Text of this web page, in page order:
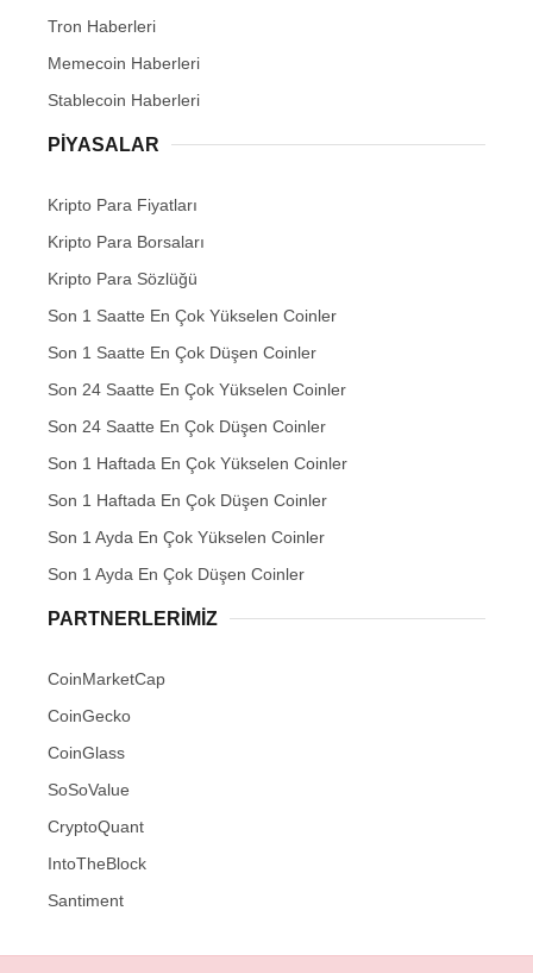
Tron Haberleri
Memecoin Haberleri
Stablecoin Haberleri
PIYASALAR
Kripto Para Fiyatları
Kripto Para Borsaları
Kripto Para Sözlüğü
Son 1 Saatte En Çok Yükselen Coinler
Son 1 Saatte En Çok Düşen Coinler
Son 24 Saatte En Çok Yükselen Coinler
Son 24 Saatte En Çok Düşen Coinler
Son 1 Haftada En Çok Yükselen Coinler
Son 1 Haftada En Çok Düşen Coinler
Son 1 Ayda En Çok Yükselen Coinler
Son 1 Ayda En Çok Düşen Coinler
PARTNERLERIMIZ
CoinMarketCap
CoinGecko
CoinGlass
SoSoValue
CryptoQuant
IntoTheBlock
Santiment